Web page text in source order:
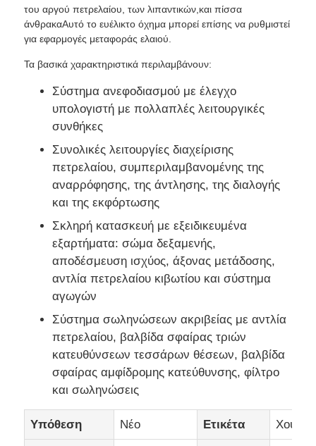
Φορτηγό φορτίου
του αργού πετρελαίου, των λιπαντικών,και πίσσα
άνθρακαΑυτό το ευέλικτο όχημα μπορεί επίσης να ρυθμιστεί
για εφαρμογές μεταφοράς ελαιού.
Τα βασικά χαρακτηριστικά περιλαμβάνουν:
Σύστημα ανεφοδιασμού με έλεγχο
υπολογιστή με πολλαπλές λειτουργικές
συνθήκες
Συνολικές λειτουργίες διαχείρισης
πετρελαίου, συμπεριλαμβανομένης της
αναρρόφησης, της άντλησης, της διαλογής
και της εκφόρτωσης
Σκληρή κατασκευή με εξειδικευμένα
εξαρτήματα: σώμα δεξαμενής,
αποδέσμευση ισχύος, άξονας μετάδοσης,
αντλία πετρελαίου κιβωτίου και σύστημα
αγωγών
Σύστημα σωληνώσεων ακριβείας με αντλία
πετρελαίου, βαλβίδα σφαίρας τριών
κατευθύνσεων τεσσάρων θέσεων, βαλβίδα
σφαίρας αμφίδρομης κατεύθυνσης, φίλτρο
και σωληνώσεις
Υπόθεση Νέο Ετικέτα Χουάτε